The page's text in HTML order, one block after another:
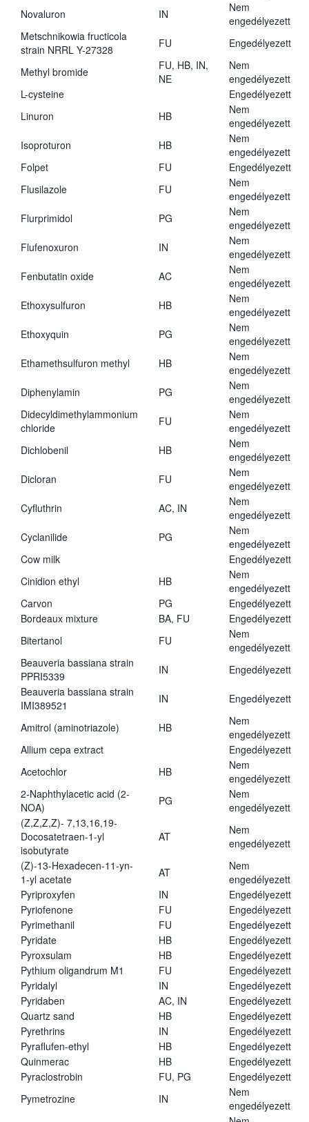
Novaluron
IN
Nem
engedélyezett
Metschnikowia fructicola
strain NRRL Y-27328
FU Engedélyezett
Methyl bromide
FU, HB, IN,
NE
Nem
engedélyezett
L-cysteine
Engedélyezett
Linuron
HB
Nem
engedélyezett
Isoproturon
HB
Nem
engedélyezett
Folpet
FU
Engedélyezett
Flusilazole
FU
Nem
engedélyezett
Flurprimidol
PG
Nem
engedélyezett
Flufenoxuron
IN
Nem
engedélyezett
Fenbutatin oxide
AC
Nem
engedélyezett
Ethoxysulfuron
HB
Nem
engedélyezett
Ethoxyquin
PG
Nem
engedélyezett
Ethamethsulfuron methyl
HB
Nem
engedélyezett
Diphenylamin
PG
Nem
engedélyezett
Didecyldimethylammonium
chloride
FU
Nem
engedélyezett
Dichlobenil
HB
Nem
engedélyezett
Dicloran
FU
Nem
engedélyezett
Cyfluthrin
AC, IN
Nem
engedélyezett
Cyclanilide
PG
Nem
engedélyezett
Cow milk
Engedélyezett
Cinidion ethyl
HB
Nem
engedélyezett
Carvon
PG
Engedélyezett
Bordeaux mixture
BA, FU
Engedélyezett
Bitertanol
FU
Nem
engedélyezett
Beauveria bassiana strain
PPRI5339
IN
Engedélyezett
Beauveria bassiana strain
IMI389521
IN Engedélyezett
Amitrol (aminotriazole) HB
Nem
engedélyezett
Allium cepa extract
Engedélyezett
Acetochlor
HB
Nem
engedélyezett
2-Naphthylacetic acid (2-
NOA)
PG
Nem
engedélyezett
(Z,Z,Z,Z)- 7,13,16,19-
Docosatetraen-1-yl
isobutyrate
AT
Nem
engedélyezett
(Z)-13-Hexadecen-11-yn-
1-yl acetate
AT
Nem
engedélyezett
Pyriproxyfen
IN
Engedélyezett
Pyriofenone
FU
Engedélyezett
Pyrimethanil
FU
Engedélyezett
Pyridate
HB
Engedélyezett
Pyroxsulam
HB
Engedélyezett
Pythium oligandrum M1
FU
Engedélyezett
Pyridalyl
IN
Engedélyezett
Pyridaben
AC, IN
Engedélyezett
Quartz sand
HB
Engedélyezett
Pyrethrins
IN
Engedélyezett
Pyraflufen-ethyl
HB
Engedélyezett
Quinmerac
HB
Engedélyezett
Pyraclostrobin
FU, PG
Engedélyezett
Pymetrozine
IN
Nem
engedélyezett